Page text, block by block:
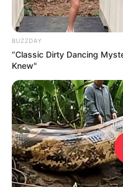
Hotels in Hamburg
www.hamburg.de
de.wikipedia.org/
Stadtführung
Kauf- und Lesetipps:
Schifffahrt in
Weitere Ausflugsziele,
Freizeitangebote
und
BUZZDAY
“Classic Dirty Dancing
Knew"